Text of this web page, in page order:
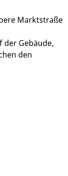
Marktstraße
der Gebäude,
den